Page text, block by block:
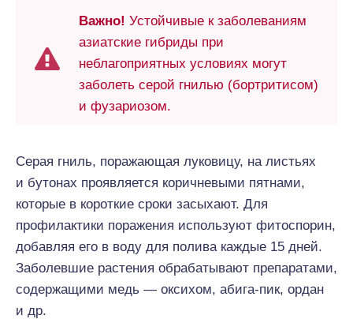
Важно! Устойчивые к заболеваниям
азиатские гибриды при
неблагоприятных условиях могут
заболеть серой гнилью (бортритисом)
и фузариозом.
Серая гниль, поражающая луковицу, на листьях
и бутонах проявляется коричневыми пятнами,
которые в короткие сроки засыхают. Для
профилактики поражения используют фитоспорин,
добавляя его в воду для полива каждые 15 дней.
Заболевшие растения обрабатывают препаратами,
содержащими медь — оксихом, абига-пик, ордан
и др.